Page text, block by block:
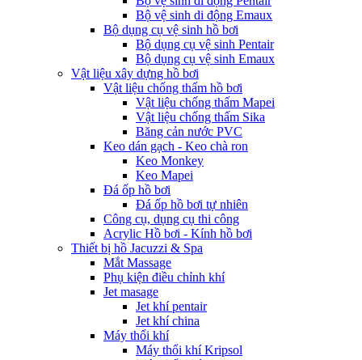
Bộ vệ sinh di động Emaux
Bộ dụng cụ vệ sinh hồ bơi
Bộ dụng cụ vệ sinh Pentair
Bộ dụng cụ vệ sinh Emaux
Vật liệu xây dựng hồ bơi
Vật liệu chống thấm hồ bơi
Vật liệu chống thấm Mapei
Vật liệu chống thấm Sika
Băng cản nước PVC
Keo dán gạch - Keo chà ron
Keo Monkey
Keo Mapei
Đá ốp hồ bơi
Đá ốp hồ bơi tự nhiên
Công cụ, dụng cụ thi công
Acrylic Hồ bơi - Kính hồ bơi
Thiết bị hồ Jacuzzi & Spa
Mắt Massage
Phụ kiện điều chỉnh khí
Jet masage
Jet khí pentair
Jet khí china
Máy thổi khí
Máy thổi khí Kripsol